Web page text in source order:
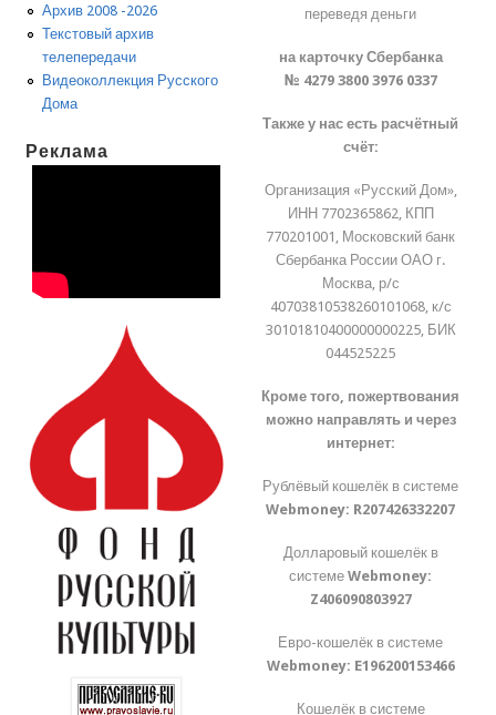
Архив 2008 -2026
Текстовый архив
телепередачи
Видеоколлекция Русского
Дома
Реклама
переведя деньги
на карточку Сбербанка
№ 4279 3800 3976 0337
Также у нас есть расчётный
счёт:
Организация «Русский Дом»,
ИНН 7702365862, КПП
770201001, Московский банк
Сбербанка России ОАО г.
Москва, р/с
40703810538260101068, к/с
30101810400000000225, БИК
044525225
Кроме того, пожертвования
можно направлять и через
интернет:
Рублёвый кошелёк в системе
Webmoney: R207426332207
Долларовый кошелёк в
системеWebmoney:
Z406090803927
Евро-кошелёк в системе
Webmoney: E196200153466
Кошелёк в системе